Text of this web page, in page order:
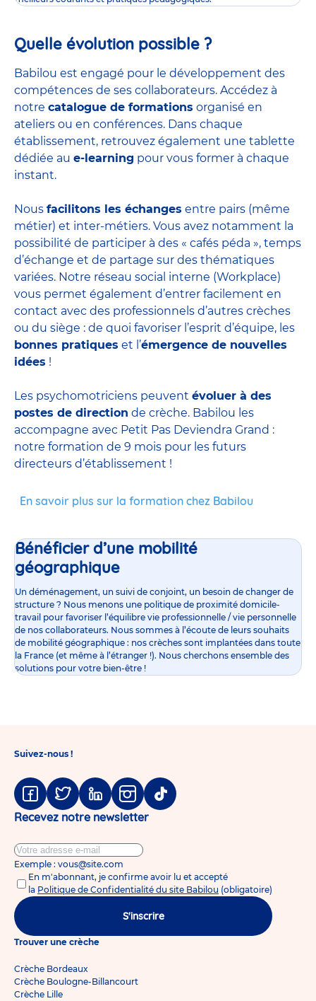
Quelle évolution possible ?
Babilou est engagé pour le développement des
compétences de ses collaborateurs. Accédez à
notre catalogue de formations organisé en
ateliers ou en conférences. Dans chaque
établissement, retrouvez également une tablette
dédiée au e-learning pour vous former à chaque
instant.
Nous facilitons les échanges entre pairs (même
métier) et inter-métiers. Vous avez notamment la
possibilité de participer à des « cafés péda », temps
d’échange et de partage sur des thématiques
variées. Notre réseau social interne (Workplace)
vous permet également d’entrer facilement en
contact avec des professionnels d’autres crèches
ou du siège : de quoi favoriser l’esprit d’équipe, les
bonnes pratiques et l’émergence de nouvelles
idées !
Les psychomotriciens peuvent évoluer à des
postes de direction de crèche. Babilou les
accompagne avec Petit Pas Deviendra Grand :
notre formation de 9 mois pour les futurs
directeurs d’établissement !
En savoir plus sur la formation chez Babilou
Bénéficier d’une mobilité
géographique
Un déménagement, un suivi de conjoint, un besoin de changer de
structure ? Nous menons une politique de proximité domicile-
travail pour favoriser l’équilibre vie professionnelle / vie personnelle
de nos collaborateurs. Nous sommes à l’écoute de leurs souhaits
de mobilité géographique : nos crèches sont implantées dans toute
la France (et même à l’étranger !). Nous cherchons ensemble des
solutions pour votre bien-être !
Suivez-nous !
Facebook
TwitterLinkedinInstagram
Tiktok
Recevez notre newsletter
Exemple : vous@site.com
En m'abonnant, je confirme avoir lu et accepté
la Politique de Confidentialité du site Babilou (obligatoire)
S'inscrire
Trouver une crèche
Crèche Bordeaux
Crèche Boulogne-Billancourt
Crèche Lille